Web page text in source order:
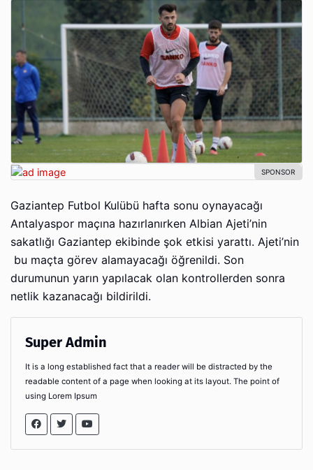
Gaziantep Futbol Kulübü hafta sonu oynayacağı
Antalyaspor maçına hazırlanırken Albian Ajeti’nin
sakatlığı Gaziantep ekibinde şok etkisi yarattı. Ajeti’nin
bu maçta görev alamayacağı öğrenildi. Son
durumunun yarın yapılacak olan kontrollerden sonra
netlik kazanacağı bildirildi.
Super Admin
It is a long established fact that a reader will be distracted by the
readable content of a page when looking at its layout. The point of
using Lorem Ipsum